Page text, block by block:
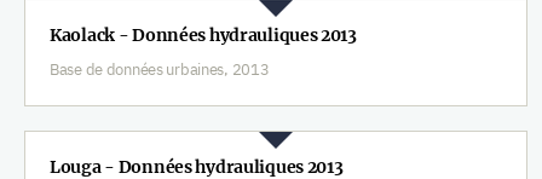
Kaolack - Données hydrauliques 2013
Base de données urbaines, 2013
Louga - Données hydrauliques 2013